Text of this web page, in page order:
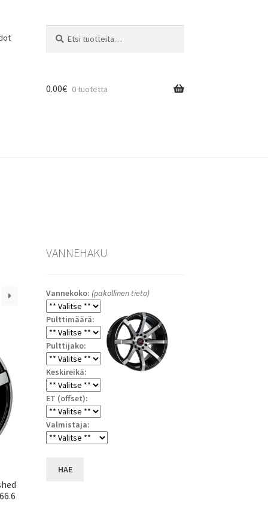
0.00€ 0 tuotetta
VANNEHAKU
Vannekoko: (pakollinen tieto)
Pulttimäärä:
Pulttijako:
Keskireikä:
ET (offset):
Valmistaja:
HAE